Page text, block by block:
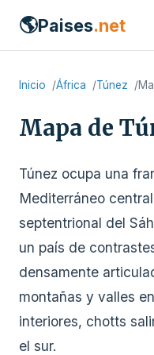
🌎Paises.net
Inicio África Túnez
Mapa de
Túnez ocupa una
Mediterráneo
septentrional del
un país de
densamente
montañas y valles
interiores, chotts
el sur.